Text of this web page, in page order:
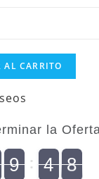
AL CARRITO
la
0
9
9 5
4
4 8
7
7